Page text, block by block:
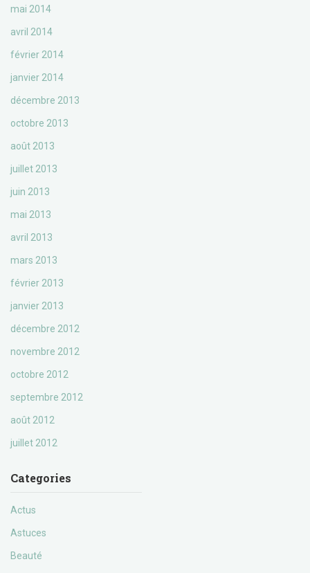
mai 2014
avril 2014
février 2014
janvier 2014
décembre 2013
octobre 2013
août 2013
juillet 2013
juin 2013
mai 2013
avril 2013
mars 2013
février 2013
janvier 2013
décembre 2012
novembre 2012
octobre 2012
septembre 2012
août 2012
juillet 2012
Categories
Actus
Astuces
Beauté